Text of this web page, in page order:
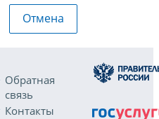
Отмена
Обратная
связь
Контакты